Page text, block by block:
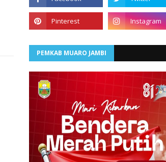
PEMKAB MUARO JAMBI